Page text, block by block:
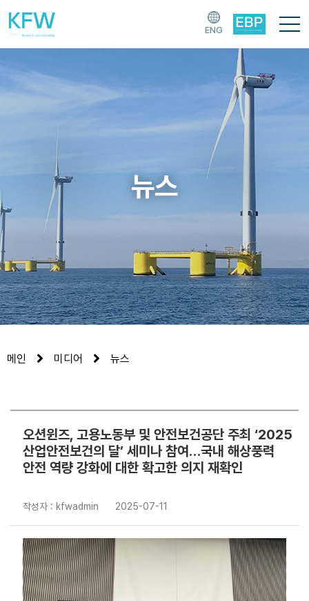
ENG
뉴스
메인 미디어 뉴스
오션윈즈, 고용노동부 및 안전보건공단 주최 ‘2025
산업안전보건의 달’ 세미나 참여…국내 해상풍력
안전 역량 강화에 대한 확고한 의지 재확인
작성자 : kfwadmin 2025-07-11